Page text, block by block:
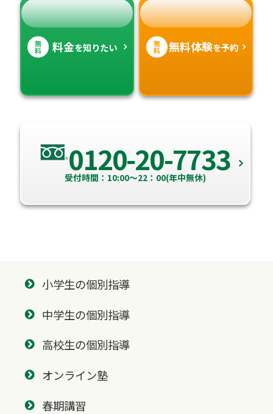
無
料 料金を知りたい 無
料 無料体験を予約
0120-20-7733
受付時間：10:00～22：00(年中無休)
小学生の個別指導
中学生の個別指導
高校生の個別指導
オンライン塾
春期講習